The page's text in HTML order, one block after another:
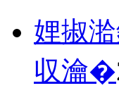
娌掓
収瀹�